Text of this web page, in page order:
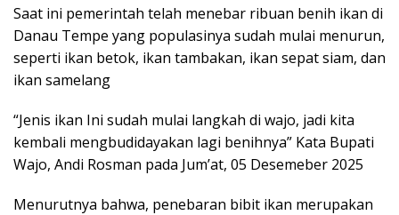
Saat ini pemerintah telah menebar ribuan benih ikan di
Danau Tempe yang populasinya sudah mulai menurun,
seperti ikan betok, ikan tambakan, ikan sepat siam, dan
ikan samelang
“Jenis ikan Ini sudah mulai langkah di wajo, jadi kita
kembali mengbudidayakan lagi benihnya” Kata Bupati
Wajo, Andi Rosman pada Jum’at, 05 Desemeber 2025
Menurutnya bahwa, penebaran bibit ikan merupakan